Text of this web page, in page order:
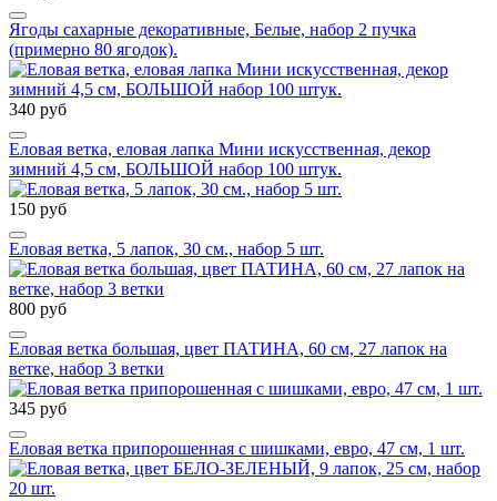
Ягоды сахарные декоративные, Белые, набор 2 пучка
(примерно 80 ягодок).
340 руб
Еловая ветка, еловая лапка Мини искусственная, декор
зимний 4,5 см, БОЛЬШОЙ набор 100 штук.
150 руб
Еловая ветка, 5 лапок, 30 см., набор 5 шт.
800 руб
Еловая ветка большая, цвет ПАТИНА, 60 см, 27 лапок на
ветке, набор 3 ветки
345 руб
Еловая ветка припорошенная с шишками, евро, 47 см, 1 шт.